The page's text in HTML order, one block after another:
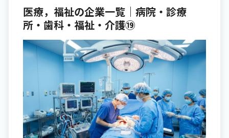
医療，福祉の企業一覧｜病院・診療
所・歯科・福祉・介護⑲